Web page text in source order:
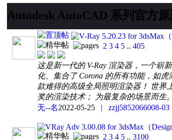
Autodesk AutoCAD 系列官方
V-Ray 5.20.23 for 3dsMax
2 3 4 5 .. 405
这是新一代的 V-Ray 渲染器，一个崭
化、集合了 Corona 的所有功能，如
款难得的高级全局照明渲染器！ 世界
奖的渲染技术； 为最复杂的场景而生
无--名2022-05-25 | zzjj5852066008-03
VRay Adv 3.00.08 for 3dsMax（
2 3 4 5 .. 3100